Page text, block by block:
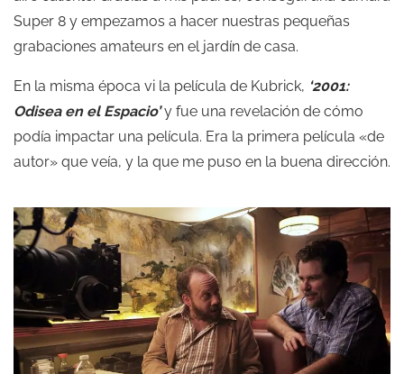
Super 8 y empezamos a hacer nuestras pequeñas
grabaciones amateurs en el jardín de casa.
En la misma época vi la película de Kubrick, ‘2001:
Odisea en el Espacio’y fue una revelación de cómo
podía impactar una película. Era la primera película «de
autor» que veía, y la que me puso en la buena dirección.